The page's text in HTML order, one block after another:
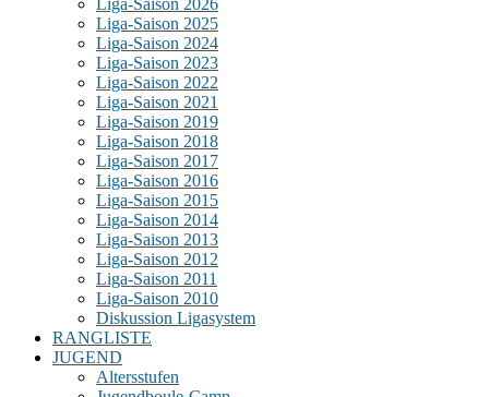
Liga-Saison 2026
Liga-Saison 2025
Liga-Saison 2024
Liga-Saison 2023
Liga-Saison 2022
Liga-Saison 2021
Liga-Saison 2019
Liga-Saison 2018
Liga-Saison 2017
Liga-Saison 2016
Liga-Saison 2015
Liga-Saison 2014
Liga-Saison 2013
Liga-Saison 2012
Liga-Saison 2011
Liga-Saison 2010
Diskussion Ligasystem
RANGLISTE
JUGEND
Altersstufen